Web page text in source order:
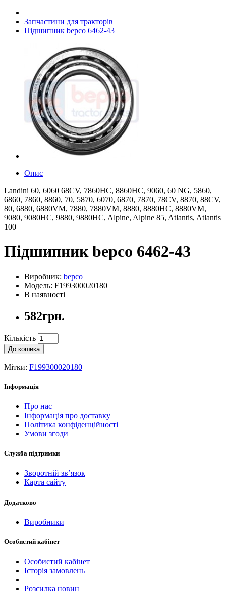
Запчастини для тракторів
Підшипник bepco 6462-43
Опис
Landini 60, 6060 68CV, 7860HC, 8860HC, 9060, 60 NG, 5860,
6860, 7860, 8860, 70, 5870, 6070, 6870, 7870, 78CV, 8870, 88CV,
80, 6880, 6880VM, 7880, 7880VM, 8880, 8880HC, 8880VM,
9080, 9080HC, 9880, 9880HC, Alpine, Alpine 85, Atlantis, Atlantis
100
Підшипник bepco 6462-43
Виробник: bepco
Модель: F199300020180
В наявності
582грн.
Кількість
До кошика
Мітки: F199300020180
Інформація
Про нас
Інформація про доставку
Політика конфіденційності
Умови згоди
Служба підтримки
Зворотній зв’язок
Карта сайту
Додатково
Виробники
Особистий кабінет
Особистий кабінет
Історія замовлень
Розсилка новин